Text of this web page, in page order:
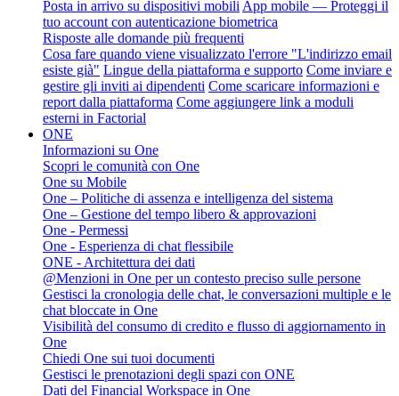
Posta in arrivo su dispositivi mobili App mobile — Proteggi il
tuo account con autenticazione biometrica
Risposte alle domande più frequenti
Cosa fare quando viene visualizzato l'errore "L'indirizzo email
esiste già" Lingue della piattaforma e supporto Come inviare e
gestire gli inviti ai dipendenti Come scaricare informazioni e
report dalla piattaforma Come aggiungere link a moduli
esterni in Factorial
ONE
Informazioni su One
Scopri le comunità con One
One su Mobile
One – Politiche di assenza e intelligenza del sistema
One – Gestione del tempo libero & approvazioni
One - Permessi
One - Esperienza di chat flessibile
ONE - Architettura dei dati
@Menzioni in One per un contesto preciso sulle persone
Gestisci la cronologia delle chat, le conversazioni multiple e le
chat bloccate in One
Visibilità del consumo di credito e flusso di aggiornamento in
One
Chiedi One sui tuoi documenti
Gestisci le prenotazioni degli spazi con ONE
Dati del Financial Workspace in One